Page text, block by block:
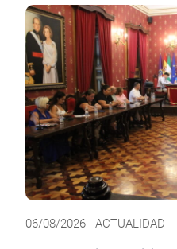
06/08/2026 - ACTUALIDAD